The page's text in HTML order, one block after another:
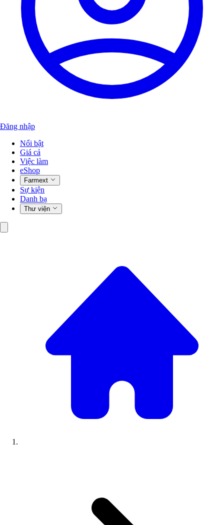
Đăng nhập
Nổi bật
Giá cả
Việc làm
eShop
Farmext
Sự kiện
Danh bạ
Thư viện